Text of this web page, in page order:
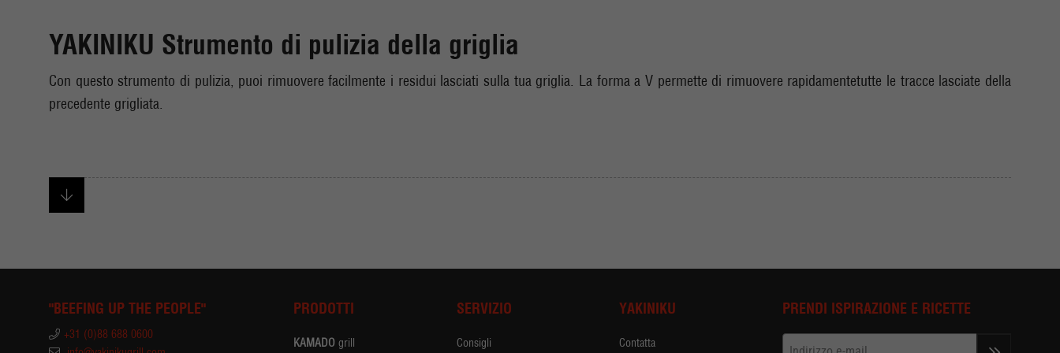
YAKINIKU Strumento di pulizia della griglia
Con questo strumento di pulizia, puoi rimuovere facilmente i residui lasciati sulla tua griglia. La forma a V permette di rimuovere rapidamentetutte le tracce lasciate della
precedente grigliata.
"BEEFING UP THE PEOPLE"
+31 (0)88 688 0600
PRODOTTI
KAMADO grill
SERVIZIO
Consigli
YAKINIKU
Contatta
PRENDI ISPIRAZIONE E RICETTE